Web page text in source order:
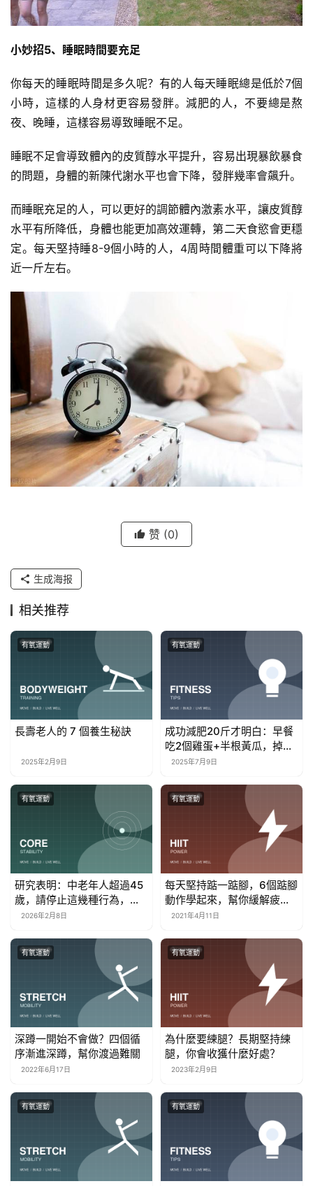
小妙招5、睡眠時間要充足
你每天的睡眠時間是多久呢？有的人每天睡眠總是低於7個
小時，這樣的人身材更容易發胖。減肥的人，不要總是熬
夜、晚睡，這樣容易導致睡眠不足。
睡眠不足會導致體內的皮質醇水平提升，容易出現暴飲暴食
的問題，身體的新陳代謝水平也會下降，發胖幾率會飆升。
而睡眠充足的人，可以更好的調節體內激素水平，讓皮質醇
水平有所降低，身體也能更加高效運轉，第二天食慾會更穩
定。每天堅持睡8-9個小時的人，4周時間體重可以下降將
近一斤左右。
赞 (0)
生成海报
相关推荐
有氧運動
長壽老人的 7 個養生秘訣
2025年2月9日
有氧運動
成功減肥20斤才明白：早餐
吃2個雞蛋+半根黃瓜，掉秤
會非常快！
2025年7月9日
有氧運動
研究表明：中老年人超過45
歲，請停止這幾種行為，對
身體傷害很大
2026年2月8日
有氧運動
每天堅持踮一踮腳，6個踮腳
動作學起來，幫你緩解疲
勞，減掉粗腿
2021年4月11日
有氧運動
深蹲一開始不會做？四個循
序漸進深蹲，幫你渡過難關
2022年6月17日
有氧運動
為什麼要練腿？長期堅持練
腿，你會收獲什麼好處？
2023年2月9日
有氧運動 有氧運動